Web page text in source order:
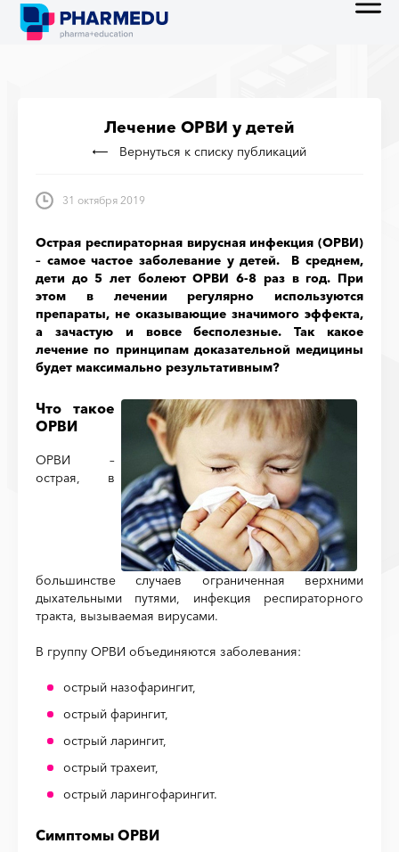
Лечение ОРВИ у детей
Вернуться к списку публикаций
31 октября 2019
Острая респираторная вирусная инфекция (ОРВИ)
– самое частое заболевание у детей. В среднем,
дети до 5 лет болеют ОРВИ 6-8 раз в год. При
этом в лечении регулярно используются
препараты, не оказывающие значимого эффекта,
а зачастую и вовсе бесполезные. Так какое
лечение по принципам доказательной медицины
будет максимально результативным?
Что такое
ОРВИ
ОРВИ –
острая, в
большинстве случаев ограниченная верхними
дыхательными путями, инфекция респираторного
тракта, вызываемая вирусами.
В группу ОРВИ объединяются заболевания:
острый назофарингит,
острый фарингит,
острый ларингит,
острый трахеит,
острый ларингофарингит.
Симптомы ОРВИ